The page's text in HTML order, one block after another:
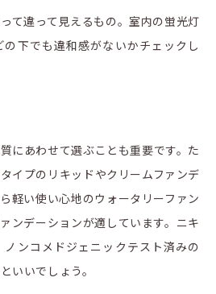
て違って見えるもの。室内の蛍光灯
下でも違和感がないかチェックし
にあわせて選ぶことも重要です。た
イプのリキッドやクリームファンデ
軽い使い心地のウォータリーファン
ンデーションが適しています。ニキ
ンコメドジェニックテスト済みの
いいでしょう。